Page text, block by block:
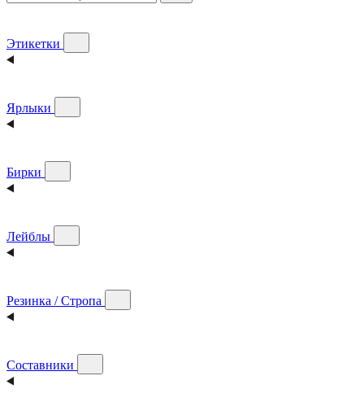
Этикетки
Ярлыки
Бирки
Лейблы
Резинка / Стропа
Составники